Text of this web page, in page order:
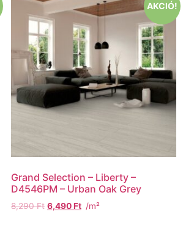
AKCIÓ!
Grand Selection – Liberty –
D4546PM – Urban Oak Grey
8,290Ft 6,490Ft /m²